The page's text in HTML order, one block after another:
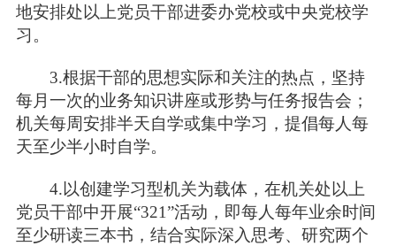
地安排处以上党员干部进委办党校或中央党校学
习。
3.根据干部的思想实际和关注的热点，坚持
每月一次的业务知识讲座或形势与任务报告会；
机关每周安排半天自学或集中学习，提倡每人每
天至少半小时自学。
4.以创建学习型机关为载体，在机关处以上
党员干部中开展“321”活动，即每人每年业余时间
至少研读三本书，结合实际深入思考、研究两个